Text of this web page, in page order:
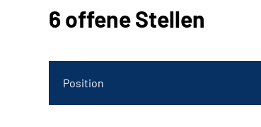
6 offene Stellen
Position